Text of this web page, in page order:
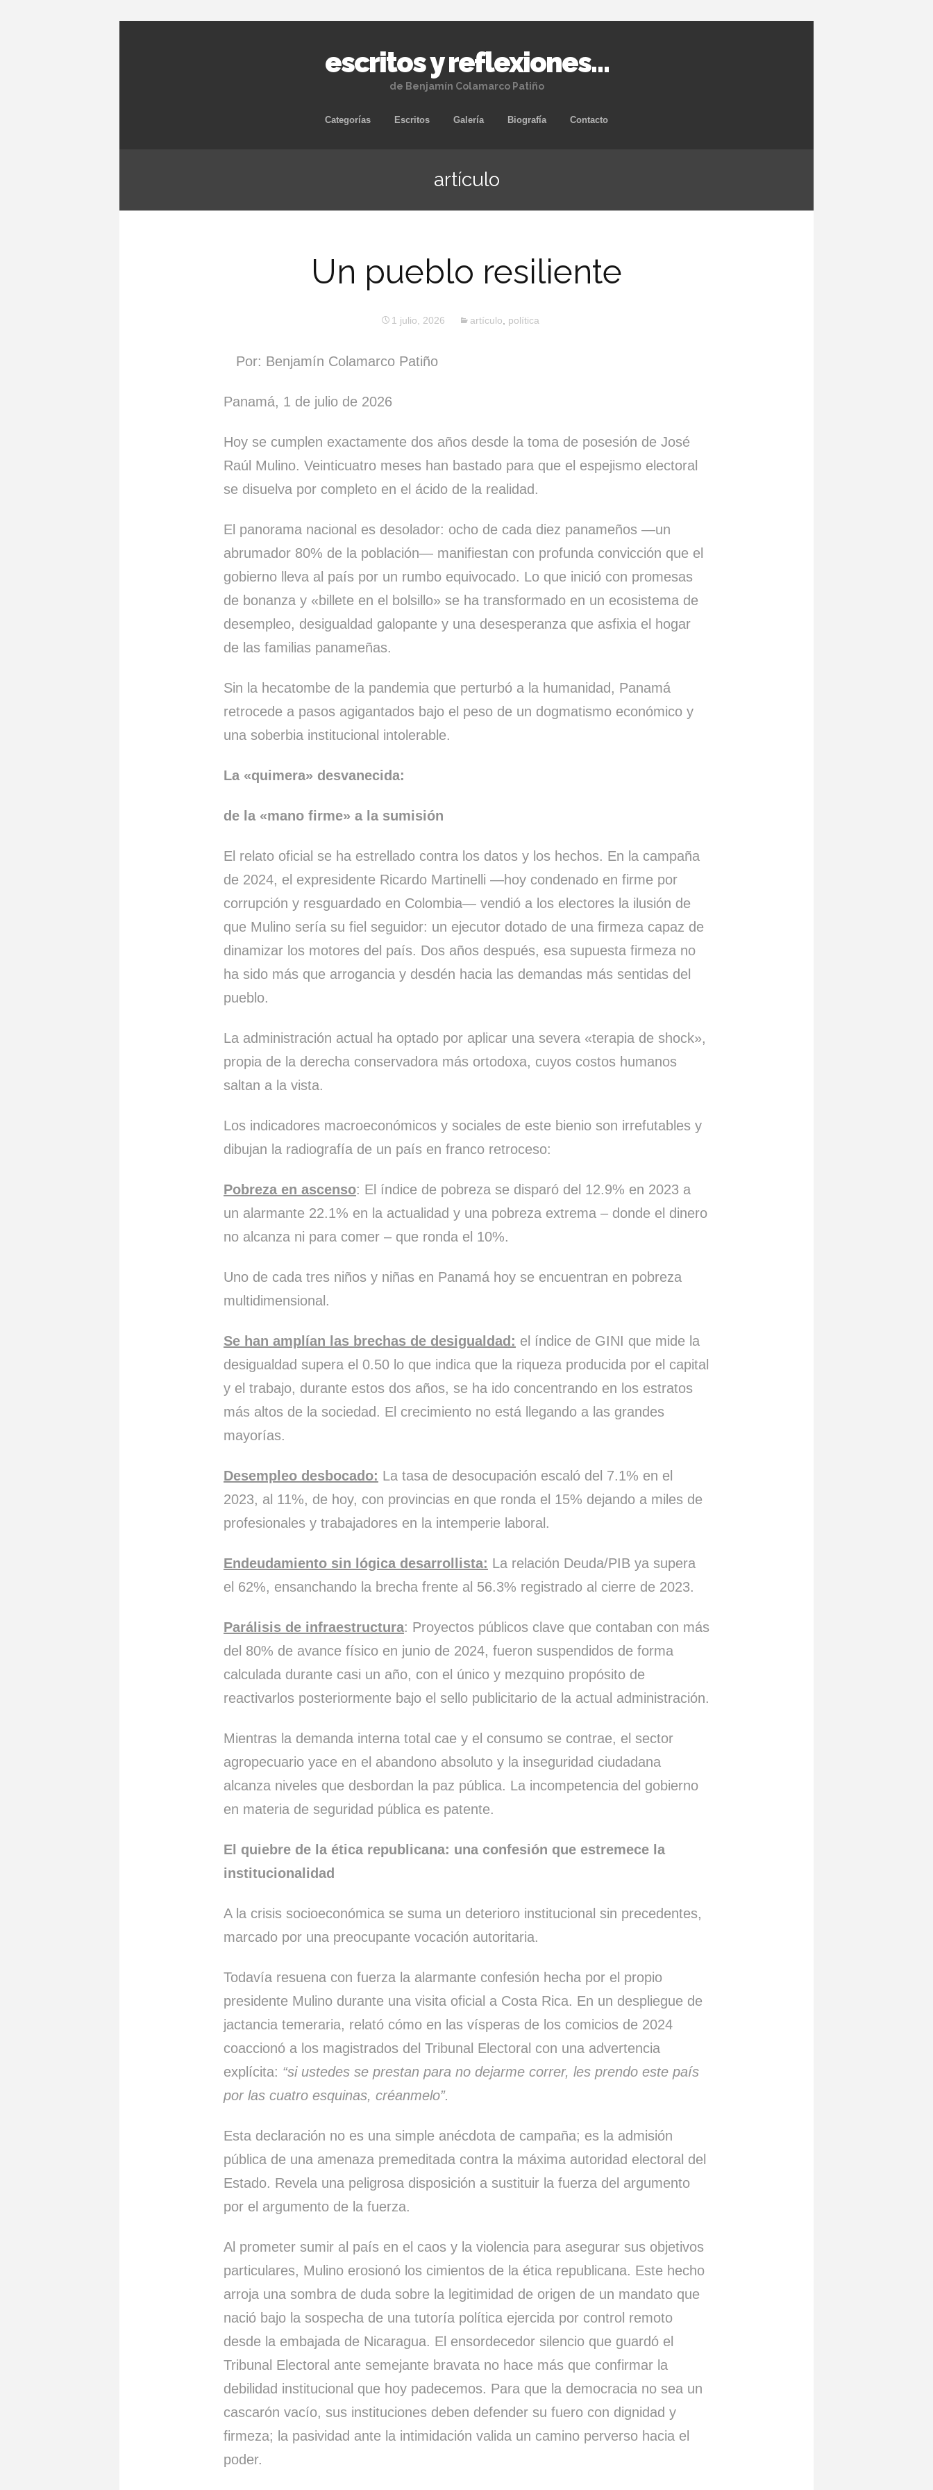
escritos y reflexiones…
de Benjamín Colamarco Patiño
Skip
Categorías Escritos Galería Biografía Contacto
artículo
Un pueblo resiliente
1 julio, 2026 artículo política
Por: Benjamín Colamarco Patiño
Panamá, 1 de julio de 2026
Hoy se cumplen exactamente dos años desde la toma de posesión de José
Raúl Mulino. Veinticuatro meses han bastado para que el espejismo electoral
se disuelva por completo en el ácido de la realidad.
El panorama nacional es desolador: ocho de cada diez panameños —un
abrumador 80% de la población— manifiestan con profunda convicción que el
gobierno lleva al país por un rumbo equivocado. Lo que inició con promesas
de bonanza y «billete en el bolsillo» se ha transformado en un ecosistema de
desempleo, desigualdad galopante y una desesperanza que asfixia el hogar
de las familias panameñas.
Sin la hecatombe de la pandemia que perturbó a la humanidad, Panamá
retrocede a pasos agigantados bajo el peso de un dogmatismo económico y
una soberbia institucional intolerable.
La «quimera» desvanecida:
de la «mano firme» a la sumisión
El relato oficial se ha estrellado contra los datos y los hechos. En la campaña
de 2024, el expresidente Ricardo Martinelli —hoy condenado en firme por
corrupción y resguardado en Colombia— vendió a los electores la ilusión de
que Mulino sería su fiel seguidor: un ejecutor dotado de una firmeza capaz de
dinamizar los motores del país. Dos años después, esa supuesta firmeza no
ha sido más que arrogancia y desdén hacia las demandas más sentidas del
pueblo.
La administración actual ha optado por aplicar una severa «terapia de shock»,
propia de la derecha conservadora más ortodoxa, cuyos costos humanos
saltan a la vista.
Los indicadores macroeconómicos y sociales de este bienio son irrefutables y
dibujan la radiografía de un país en franco retroceso:
Pobreza en ascenso: El índice de pobreza se disparó del 12.9% en 2023 a
un alarmante 22.1% en la actualidad y una pobreza extrema – donde el dinero
no alcanza ni para comer – que ronda el 10%.
Uno de cada tres niños y niñas en Panamá hoy se encuentran en pobreza
multidimensional.
Se han amplían las brechas de desigualdad: el índice de GINI que mide la
desigualdad supera el 0.50 lo que indica que la riqueza producida por el capital
y el trabajo, durante estos dos años, se ha ido concentrando en los estratos
más altos de la sociedad. El crecimiento no está llegando a las grandes
mayorías.
Desempleo desbocado: La tasa de desocupación escaló del 7.1% en el
2023, al 11%, de hoy, con provincias en que ronda el 15% dejando a miles de
profesionales y trabajadores en la intemperie laboral.
Endeudamiento sin lógica desarrollista: La relación Deuda/PIB ya supera
el 62%, ensanchando la brecha frente al 56.3% registrado al cierre de 2023.
Parálisis de infraestructura: Proyectos públicos clave que contaban con más
del 80% de avance físico en junio de 2024, fueron suspendidos de forma
calculada durante casi un año, con el único y mezquino propósito de
reactivarlos posteriormente bajo el sello publicitario de la actual administración.
Mientras la demanda interna total cae y el consumo se contrae, el sector
agropecuario yace en el abandono absoluto y la inseguridad ciudadana
alcanza niveles que desbordan la paz pública. La incompetencia del gobierno
en materia de seguridad pública es patente.
El quiebre de la ética republicana: una confesión que estremece la
institucionalidad
A la crisis socioeconómica se suma un deterioro institucional sin precedentes,
marcado por una preocupante vocación autoritaria.
Todavía resuena con fuerza la alarmante confesión hecha por el propio
presidente Mulino durante una visita oficial a Costa Rica. En un despliegue de
jactancia temeraria, relató cómo en las vísperas de los comicios de 2024
coaccionó a los magistrados del Tribunal Electoral con una advertencia
explícita: “si ustedes se prestan para no dejarme correr, les prendo este país
por las cuatro esquinas, créanmelo”.
Esta declaración no es una simple anécdota de campaña; es la admisión
pública de una amenaza premeditada contra la máxima autoridad electoral del
Estado. Revela una peligrosa disposición a sustituir la fuerza del argumento
por el argumento de la fuerza.
Al prometer sumir al país en el caos y la violencia para asegurar sus objetivos
particulares, Mulino erosionó los cimientos de la ética republicana. Este hecho
arroja una sombra de duda sobre la legitimidad de origen de un mandato que
nació bajo la sospecha de una tutoría política ejercida por control remoto
desde la embajada de Nicaragua. El ensordecedor silencio que guardó el
Tribunal Electoral ante semejante bravata no hace más que confirmar la
debilidad institucional que hoy padecemos. Para que la democracia no sea un
cascarón vacío, sus instituciones deben defender su fuero con dignidad y
firmeza; la pasividad ante la intimidación valida un camino perverso hacia el
poder.